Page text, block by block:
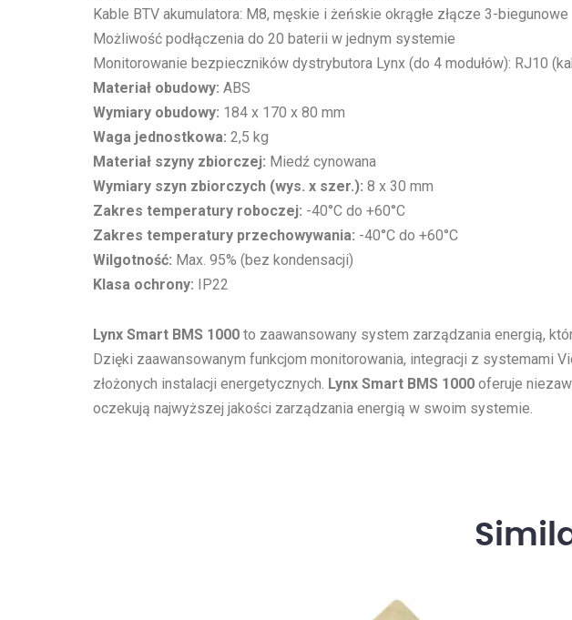
Kable BTV akumulatora: M8, męskie i żeńskie okrągłe złącze 3-biegunowe
Możliwość podłączenia do 20 baterii w jednym systemie
Monitorowanie bezpieczników dystrybutora Lynx (do 4 modułów): RJ10
Materiał obudowy: ABS
Wymiary obudowy: 184 x 170 x 80 mm
Waga jednostkowa: 2,5 kg
Materiał szyny zbiorczej: Miedź cynowana
Wymiary szyn zbiorczych (wys. x szer.): 8 x 30 mm
Zakres temperatury roboczej: -40°C do +60°C
Zakres temperatury przechowywania: -40°C do +60°C
Wilgotność: Max. 95% (bez kondensacji)
Klasa ochrony: IP22
Lynx Smart BMS 1000 to zaawansowany system zarządzania energią,
Dzięki zaawansowanym funkcjom monitorowania, integracji z systemami
złożonych instalacji energetycznych. Lynx Smart BMS 1000 oferuje
oczekują najwyższej jakości zarządzania energią w swoim systemie.